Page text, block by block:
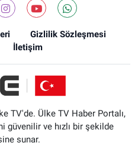
Gizlilik Sözleşmesi
İletişim
TV'de. Ülke TV Haber Portalı,
güvenilir ve hızlı bir şekilde
sunar.